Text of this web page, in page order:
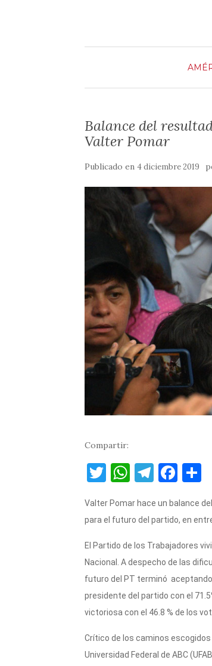
Balance del
Valter Pomar
Publicado en 4 diciembre 2019
Compartir:
T
it
te
r
W
at
s
A
p
p
T
e
gr
a
m
F
c
e
b
o
o
k
p
r
Valter Pomar hace un balance
para el futuro del partido, en
El Partido de los Trabajadores
Nacional. A despecho de las
futuro del PT terminó
presidente del partido con el
victoriosa con el 46.8 % de los
Crítico de los caminos
Universidad Federal de ABC